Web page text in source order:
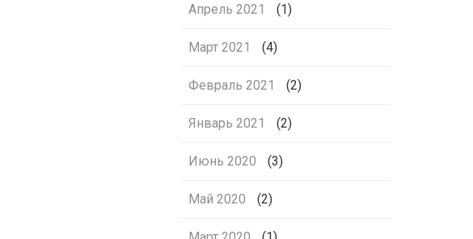
Апрель 2021 (1)
Март 2021 (4)
Февраль 2021 (2)
Январь 2021 (2)
Июнь 2020 (3)
Май 2020 (2)